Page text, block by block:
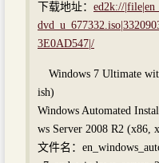
下载地址： ed2k://
3E0AD547|/
Windows 7 Ultimate
ish)
Windows Automated
ws Server 2008 R2 (x86,
文件名：